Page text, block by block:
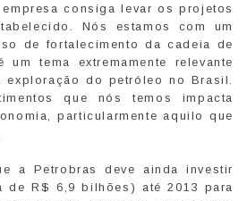
consiga levar os projetos
Nós estamos com um
de fortalecimento da cadeia de
um tema extremamente relevante
do petróleo no Brasil.
que nós temos impacta
particularmente aquilo que
a Petrobras deve ainda investir
de R$ 6,9 bilhões) até 2013 para